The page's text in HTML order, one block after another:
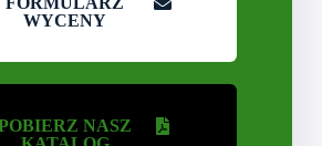
WYCENY
NASZ